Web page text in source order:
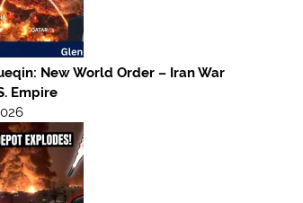
New World Order – Iran War
Empire